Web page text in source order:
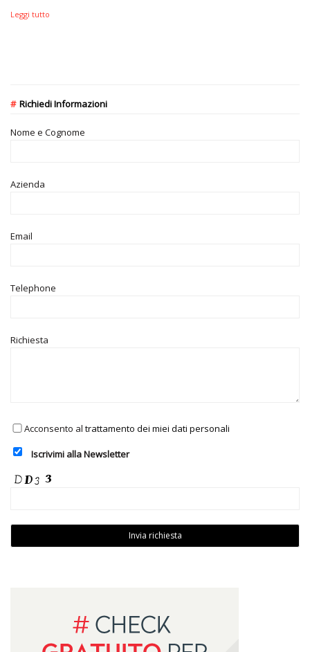
Leggi tutto
Richiedi Informazioni
Nome e Cognome
Azienda
Email
Telephone
Richiesta
Acconsento al trattamento dei miei dati personali
Iscrivimi alla Newsletter